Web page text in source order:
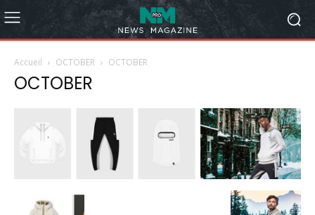
Accueil OCTOBER OCTOBER
OCTOBER